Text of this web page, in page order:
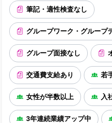
筆記・適性検査なし
グループワーク・グループ
グループ面接なし
交通費支給あり 若
女性が半数以上 入
3年連続業績アップ中